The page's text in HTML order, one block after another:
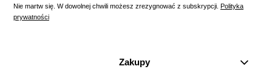
Nie martw się. W dowolnej chwili możesz zrezygnować z subskrypcji. Polityka
prywatności
Zakupy